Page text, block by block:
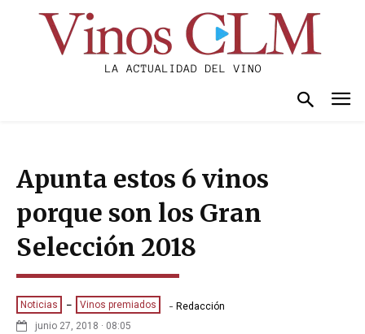
Apunta estos 6 vinos
porque son los Gran
Selección 2018
Noticias Vinos premiados - Redacción
junio 27, 2018 · 08:05